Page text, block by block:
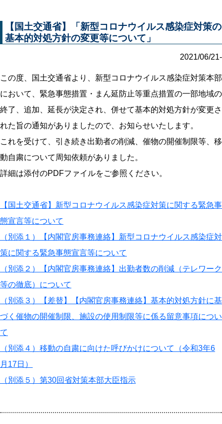
【国土交通省】「新型コロナウイルス感染症対策の
基本的対処方針の変更等について」
2021/06/21-
この度、国土交通省より、新型コロナウイルス感染症対策本部
において、緊急事態措置・まん延防止等重点措置の一部地域の
終了、追加、延長が決定され、併せて基本的対処方針が変更さ
れた旨の通知がありましたので、お知らせいたします。
これを受けて、引き続き出勤者の削減、催物の開催制限等、移
動自粛について周知依頼がありました。
詳細は添付のPDFファイルをご参照ください。
【国土交通省】新型コロナウイルス感染症対策に関する緊急事
態宣言等について
（別添１）【内閣官房事務連絡】新型コロナウイルス感染症対
策に関する緊急事態宣言等について
（別添２）【内閣官房事務連絡】出勤者数の削減（テレワーク
等の徹底）について
（別添３）【差替】【内閣官房事務連絡】基本的対処方針に基
づく催物の開催制限、施設の使用制限等に係る留意事項につい
て
（別添４）移動の自粛に向けた呼びかけについて（令和3年6
月17日）
（別添５）第30回省対策本部大臣指示